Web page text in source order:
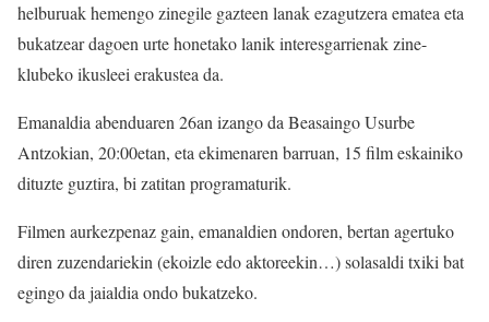
helburuak hemengo zinegile gazteen lanak ezagutzera ematea eta
bukatzear dagoen urte honetako lanik interesgarrienak zine-
klubeko ikusleei erakustea da.
Emanaldia abenduaren 26an izango da Beasaingo Usurbe
Antzokian, 20:00etan, eta ekimenaren barruan, 15 film eskainiko
dituzte guztira, bi zatitan programaturik.
Filmen aurkezpenaz gain, emanaldien ondoren, bertan agertuko
diren zuzendariekin (ekoizle edo aktoreekin…) solasaldi txiki bat
egingo da jaialdia ondo bukatzeko.